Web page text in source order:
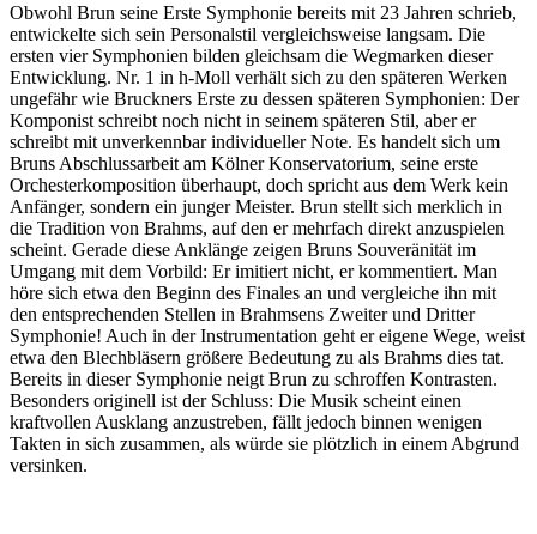
Obwohl Brun seine Erste Symphonie bereits mit 23 Jahren schrieb,
entwickelte sich sein Personalstil vergleichsweise langsam. Die
ersten vier Symphonien bilden gleichsam die Wegmarken dieser
Entwicklung. Nr. 1 in h-Moll verhält sich zu den späteren Werken
ungefähr wie Bruckners Erste zu dessen späteren Symphonien: Der
Komponist schreibt noch nicht in seinem späteren Stil, aber er
schreibt mit unverkennbar individueller Note. Es handelt sich um
Bruns Abschlussarbeit am Kölner Konservatorium, seine erste
Orchesterkomposition überhaupt, doch spricht aus dem Werk kein
Anfänger, sondern ein junger Meister. Brun stellt sich merklich in
die Tradition von Brahms, auf den er mehrfach direkt anzuspielen
scheint. Gerade diese Anklänge zeigen Bruns Souveränität im
Umgang mit dem Vorbild: Er imitiert nicht, er kommentiert. Man
höre sich etwa den Beginn des Finales an und vergleiche ihn mit
den entsprechenden Stellen in Brahmsens Zweiter und Dritter
Symphonie! Auch in der Instrumentation geht er eigene Wege, weist
etwa den Blechbläsern größere Bedeutung zu als Brahms dies tat.
Bereits in dieser Symphonie neigt Brun zu schroffen Kontrasten.
Besonders originell ist der Schluss: Die Musik scheint einen
kraftvollen Ausklang anzustreben, fällt jedoch binnen wenigen
Takten in sich zusammen, als würde sie plötzlich in einem Abgrund
versinken.